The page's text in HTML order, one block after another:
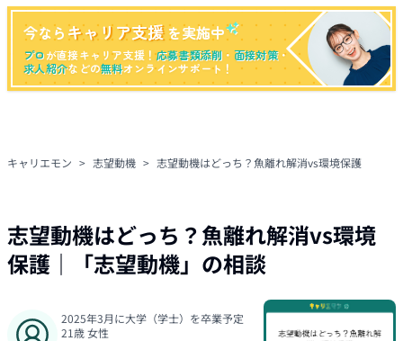
今なら キャリア支援 を実施中
プロが直接キャリア支援！応募書類添削 ・ 面接対策・
求人紹介などの無料オンラインサポート！
キャリエモン > 志望動機 > 志望動機はどっち？魚離れ解消vs環境保護
志望動機はどっち？魚離れ解消vs環境
保護 ｜「志望動機」の相談
2025年3月に大学（学士）を卒業予定
21歳女性